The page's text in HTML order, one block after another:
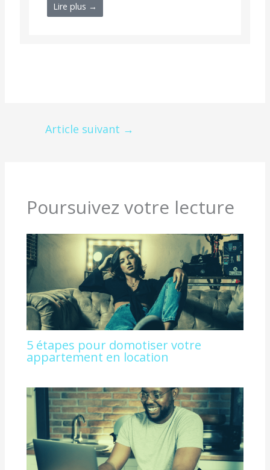
Lire plus →
Article suivant →
Poursuivez votre lecture
5 étapes pour domotiser votre
appartement en location